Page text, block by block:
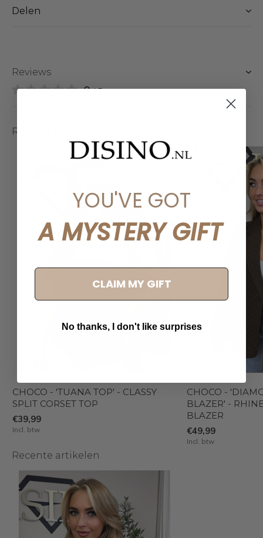
Delen
Reviews
0/ 5
Related articles
CHOCO - 'TUANA TOP' - CLASSY
SPLIT CORSET TOP
€39,99
Incl. btw
CHOCO -
BLAZER' -
BLAZER
€49,99
Incl. btw
Recente artikelen
YOU'VE GOT
A MYSTERY GIFT
CLAIM MY GIFT
No thanks, I don't like surprises